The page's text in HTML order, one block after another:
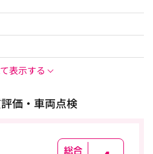
表示する
価・車両点検